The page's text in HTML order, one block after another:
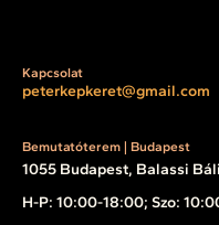
Kapcsolat
peterkepkeret@gmail.com
Bemutatóterem | Budapest
1055 Budapest, Balassi
H-P: 10:00-18:00; Szo: